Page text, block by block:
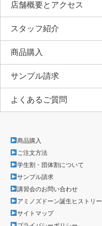
店舗概要とアクセス
スタッフ紹介
商品購入
サンプル請求
よくあるご質問
商品購入
ご注文方法
学生割・団体割について
サンプル請求
講習会のお問い合わせ
アミノズドーン誕生ヒストリー
サイトマップ